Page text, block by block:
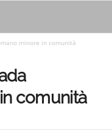
minore in comunità
comunità